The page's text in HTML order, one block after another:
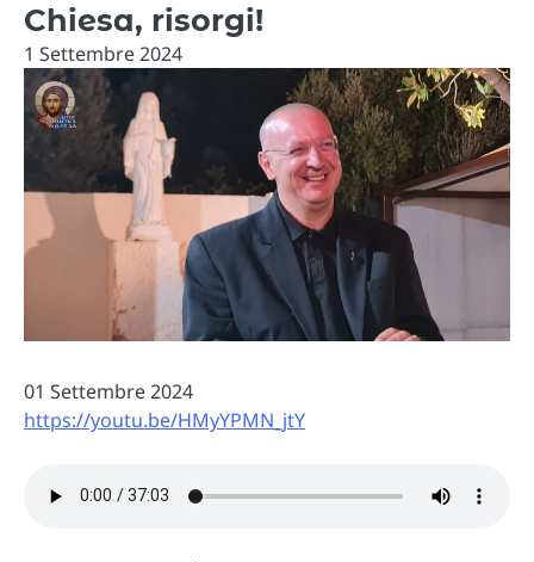
Chiesa, risorgi!
1 Settembre 2024
01 Settembre 2024
https://youtu.be/HMyYPMN_jtY